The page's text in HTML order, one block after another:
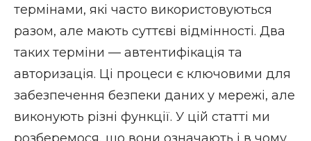
термінами, які часто використовуються
разом, але мають суттєві відмінності. Два
таких терміни — автентифікація та
авторизація. Ці процеси є ключовими для
забезпечення безпеки даних у мережі, але
виконують різні функції. У цій статті ми